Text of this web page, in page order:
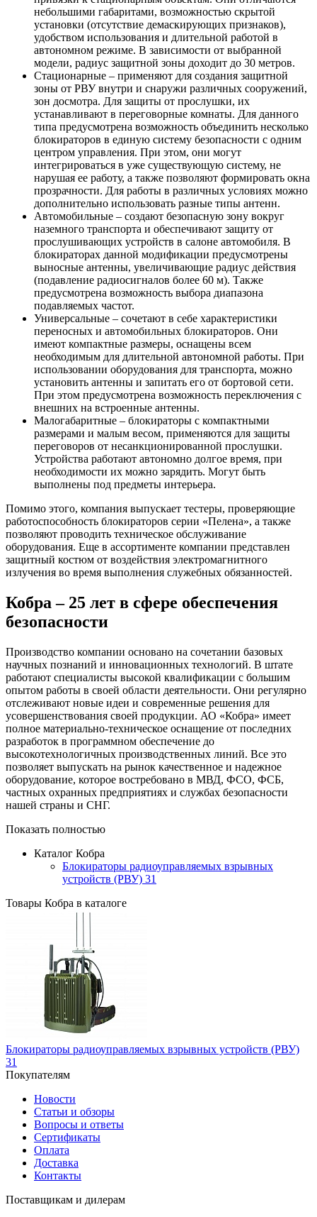
небольшими габаритами, возможностью скрытой
установки (отсутствие демаскирующих признаков),
удобством использования и длительной работой в
автономном режиме. В зависимости от выбранной
модели, радиус защитной зоны доходит до 30 метров.
Стационарные – применяют для создания защитной
зоны от РВУ внутри и снаружи различных сооружений,
зон досмотра. Для защиты от прослушки, их
устанавливают в переговорные комнаты. Для данного
типа предусмотрена возможность объединить несколько
блокираторов в единую систему безопасности с одним
центром управления. При этом, они могут
интегрироваться в уже существующую систему, не
нарушая ее работу, а также позволяют формировать окна
прозрачности. Для работы в различных условиях можно
дополнительно использовать разные типы антенн.
Автомобильные – создают безопасную зону вокруг
наземного транспорта и обеспечивают защиту от
прослушивающих устройств в салоне автомобиля. В
блокираторах данной модификации предусмотрены
выносные антенны, увеличивающие радиус действия
(подавление радиосигналов более 60 м). Также
предусмотрена возможность выбора диапазона
подавляемых частот.
Универсальные – сочетают в себе характеристики
переносных и автомобильных блокираторов. Они
имеют компактные размеры, оснащены всем
необходимым для длительной автономной работы. При
использовании оборудования для транспорта, можно
установить антенны и запитать его от бортовой сети.
При этом предусмотрена возможность переключения с
внешних на встроенные антенны.
Малогабаритные – блокираторы с компактными
размерами и малым весом, применяются для защиты
переговоров от несанкционированной прослушки.
Устройства работают автономно долгое время, при
необходимости их можно зарядить. Могут быть
выполнены под предметы интерьера.
Помимо этого, компания выпускает тестеры, проверяющие
работоспособность блокираторов серии «Пелена», а также
позволяют проводить техническое обслуживание
оборудования. Еще в ассортименте компании представлен
защитный костюм от воздействия электромагнитного
излучения во время выполнения служебных обязанностей.
Кобра – 25 лет в сфере обеспечения
безопасности
Производство компании основано на сочетании базовых
научных познаний и инновационных технологий. В штате
работают специалисты высокой квалификации с большим
опытом работы в своей области деятельности. Они регулярно
отслеживают новые идеи и современные решения для
усовершенствования своей продукции. АО «Кобра» имеет
полное материально-техническое оснащение от последних
разработок в программном обеспечение до
высокотехнологичных производственных линий. Все это
позволяет выпускать на рынок качественное и надежное
оборудование, которое востребовано в МВД, ФСО, ФСБ,
частных охранных предприятиях и службах безопасности
нашей страны и СНГ.
Показать полностью
Каталог Кобра
Блокираторы радиоуправляемых взрывных
устройств (РВУ) 31
Товары Кобра в каталоге
Блокираторы радиоуправляемых взрывных устройств (РВУ)
31
Покупателям
Новости
Статьи и обзоры
Вопросы и ответы
Сертификаты
Оплата
Доставка
Контакты
Поставщикам и дилерам